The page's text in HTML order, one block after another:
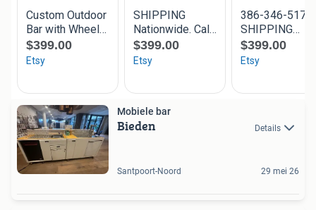
Mobiele bar
Bieden Details
Santpoort-Noord 29 mei 26